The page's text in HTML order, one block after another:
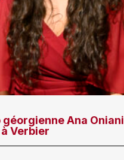
géorgienne Ana Oniani
Verbier